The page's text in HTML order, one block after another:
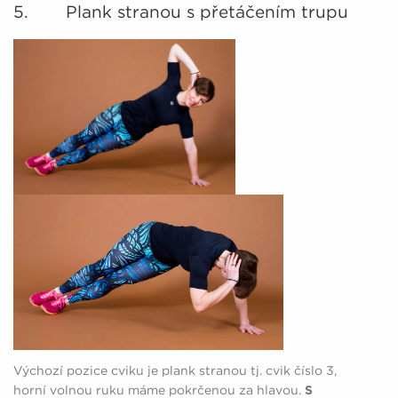
5. Plank stranou s přetáčením trupu
Výchozí pozice cviku je plank stranou tj. cvik číslo 3,
horní volnou ruku máme pokrčenou za hlavou. S